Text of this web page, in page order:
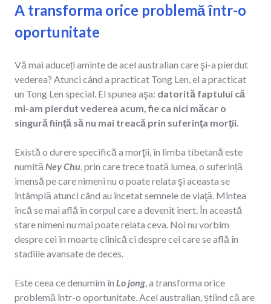
A transforma orice problemă într-o
oportunitate
Vă mai aduceți aminte de acel australian care şi-a pierdut
vederea? Atunci când a practicat Tong Len, el a practicat
un Tong Len special. El spunea aşa: datorită faptului că
mi-am pierdut vederea acum, fie ca nici măcar o
singură fiinţă să nu mai treacă prin suferinţa morţii.
Există o durere specifică a morţii, în limba tibetană este
numită Ney Chu, prin care trece toată lumea, o suferință
imensă pe care nimeni nu o poate relata şi aceasta se
întâmplă atunci când au încetat semnele de viaţă. Mintea
încă se mai află în corpul care a devenit inert. În această
stare nimeni nu mai poate relata ceva. Noi nu vorbim
despre cei în moarte clinică ci despre cei care se află în
stadiile avansate de deces.
Este ceea ce denumim în Lo jong, a transforma orice
problemă într-o oportunitate. Acel australian, știind că are